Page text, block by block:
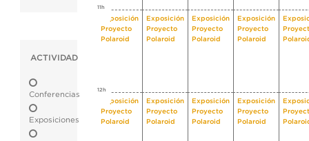
ACTIVIDAD
Conferencias
Exposiciones
11h
Exposición
Proyecto
Polaroid
Exposición
Proyecto
Polaroid
Exposición
Proyecto
Polaroid
Exposición
Proyecto
Polaroid
12h
Exposición
Proyecto
Polaroid
Exposición
Proyecto
Polaroid
Exposición
Proyecto
Polaroid
Exposición
Proyecto
Polaroid